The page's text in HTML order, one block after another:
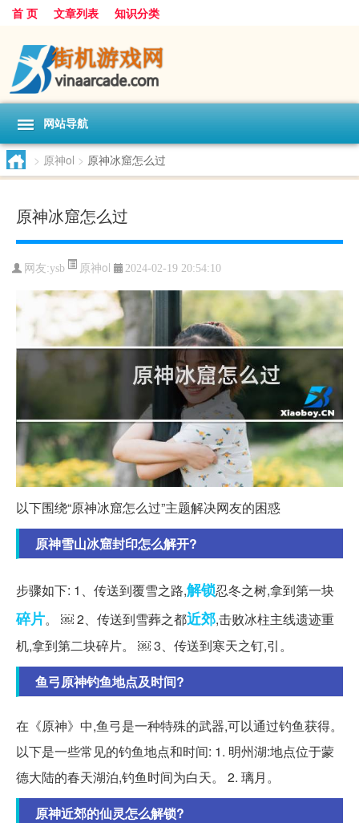
首 页 文章列表 知识分类
网站导航
> 原神ol > 原神冰窟怎么过
原神冰窟怎么过
网友:ysb 原神ol 2024-02-19 20:54:10
以下围绕“原神冰窟怎么过”主题解决网友的困惑
原神雪山冰窟封印怎么解开?
步骤如下: 1、传送到覆雪之路,解锁忍冬之树,拿到第一块
碎片。 ￼ 2、传送到雪葬之都近郊,击败冰柱主线遗迹重
机,拿到第二块碎片。 ￼ 3、传送到寒天之钉,引。
鱼弓原神钓鱼地点及时间?
在《原神》中,鱼弓是一种特殊的武器,可以通过钓鱼获得。
以下是一些常见的钓鱼地点和时间: 1. 明州湖:地点位于蒙
德大陆的春天湖泊,钓鱼时间为白天。 2. 璃月。
原神近郊的仙灵怎么解锁?